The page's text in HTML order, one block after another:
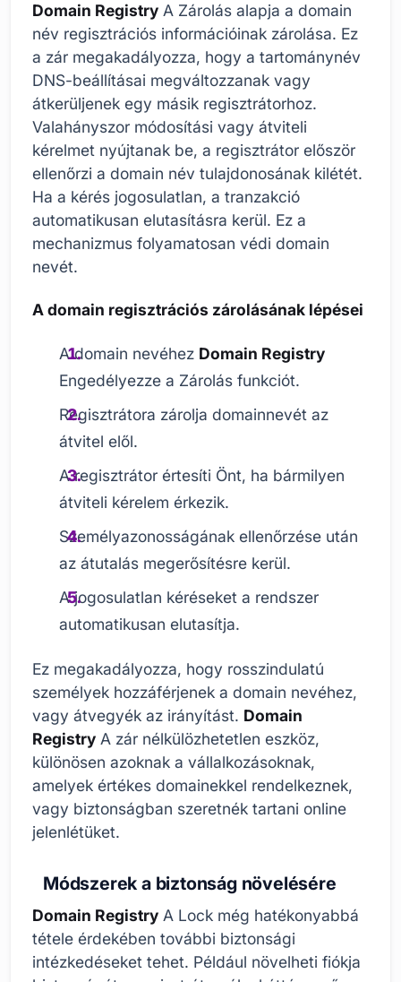
Domain Registry A Zárolás alapja a domain
név regisztrációs információinak zárolása. Ez
a zár megakadályozza, hogy a tartománynév
DNS-beállításai megváltozzanak vagy
átkerüljenek egy másik regisztrátorhoz.
Valahányszor módosítási vagy átviteli
kérelmet nyújtanak be, a regisztrátor először
ellenőrzi a domain név tulajdonosának kilétét.
Ha a kérés jogosulatlan, a tranzakció
automatikusan elutasításra kerül. Ez a
mechanizmus folyamatosan védi domain
nevét.
A domain regisztrációs zárolásának lépései
A domain nevéhez Domain Registry
Engedélyezze a Zárolás funkciót.
Regisztrátora zárolja domainnevét az
átvitel elől.
A regisztrátor értesíti Önt, ha bármilyen
átviteli kérelem érkezik.
Személyazonosságának ellenőrzése után
az átutalás megerősítésre kerül.
A jogosulatlan kéréseket a rendszer
automatikusan elutasítja.
Ez megakadályozza, hogy rosszindulatú
személyek hozzáférjenek a domain nevéhez,
vagy átvegyék az irányítást. Domain
Registry A zár nélkülözhetetlen eszköz,
különösen azoknak a vállalkozásoknak,
amelyek értékes domainekkel rendelkeznek,
vagy biztonságban szeretnék tartani online
jelenlétüket.
Módszerek a biztonság növelésére
Domain Registry A Lock még hatékonyabbá
tétele érdekében további biztonsági
intézkedéseket tehet. Például növelheti fiókja